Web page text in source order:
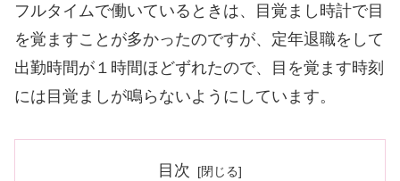
フルタイムで働いているときは、目覚まし時計で目
を覚ますことが多かったのですが、定年退職をして
出勤時間が１時間ほどずれたので、目を覚ます時刻
には目覚ましが鳴らないようにしています。
目次